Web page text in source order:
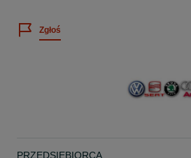
do sprzedania wszystkie części coś
Zgłoś
PRZEDSIĘBIORCA